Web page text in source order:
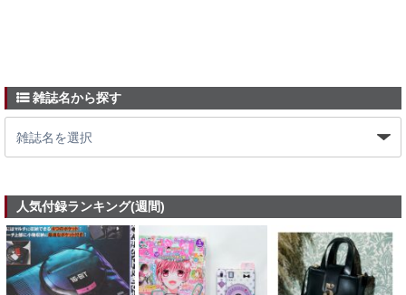
雑誌名から探す
人気付録ランキング(週間)